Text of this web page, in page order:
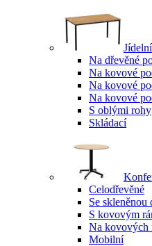
Na dřevěné
Na kovové
Na kovové
Na kovové
S oblými rohy
Skládací
Celodřevěné
Se skleněnou
S kovovým
Na kovových
Mobilní